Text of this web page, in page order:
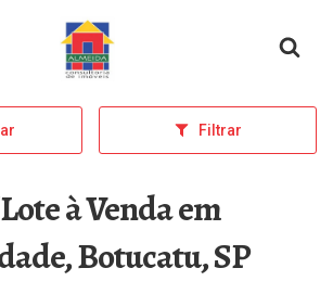
Página inicial
Filtrar
à Venda em
Botucatu, SP